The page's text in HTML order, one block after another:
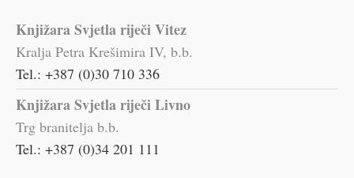
Knjižara Svjetla riječi Vitez
Kralja Petra Krešimira IV, b.b.
Tel.: +387 (0)30 710 336
Knjižara Svjetla riječi Livno
Trg branitelja b.b.
Tel.: +387 (0)34 201 111